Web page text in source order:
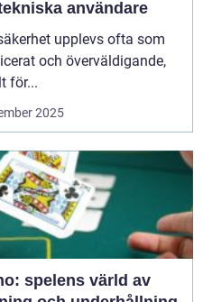
användare
upplevs ofta som
och överväldigande,
för...
2025
spelens värld av